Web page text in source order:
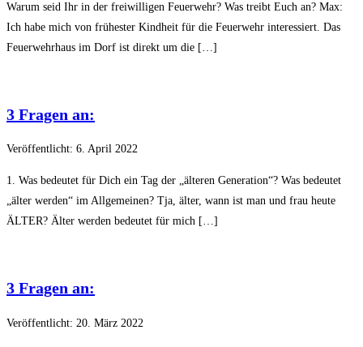
Warum seid Ihr in der freiwilligen Feuerwehr? Was treibt Euch an? Max:
Ich habe mich von frühester Kindheit für die Feuerwehr interessiert. Das
Feuerwehrhaus im Dorf ist direkt um die […]
3 Fragen an:
Veröffentlicht: 6. April 2022
1. Was bedeutet für Dich ein Tag der „älteren Generation“? Was bedeutet
„älter werden“ im Allgemeinen? Tja, älter, wann ist man und frau heute
ÄLTER? Älter werden bedeutet für mich […]
3 Fragen an:
Veröffentlicht: 20. März 2022